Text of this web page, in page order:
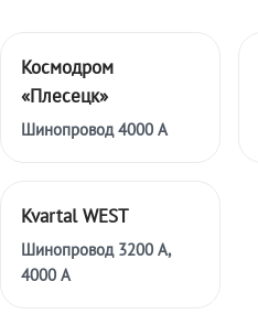
Космодром
«Плесецк»
Шинопровод 4000 А
Kvartal WEST
Шинопровод 3200 А,
4000 А